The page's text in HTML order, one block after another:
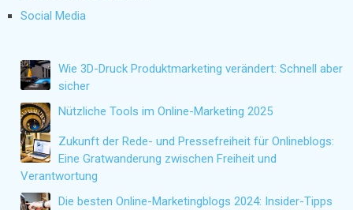
Social Media
Wie 3D-Druck Produktmarketing verändert: Schnell aber
sicher
Nützliche Tools im Online-Marketing 2025
Zukunft der Rede- und Pressefreiheit für Onlineblogs:
Eine Gratwanderung zwischen Freiheit und
Verantwortung
Die besten Online-Marketingblogs 2024: Insider-Tipps